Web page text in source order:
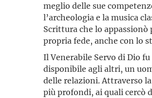
meglio delle sue
l’archeologia e la musica
Scrittura che lo
propria fede, anche con lo
Il Venerabile Servo di Dio
disponibile agli altri, un
delle relazioni. Attraverso
più profondi, ai quali cercò